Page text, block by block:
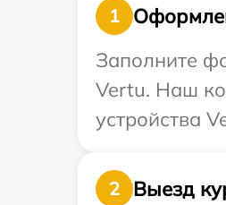
1
Заполните
Vertu. Наш
устройства
2
Выезд